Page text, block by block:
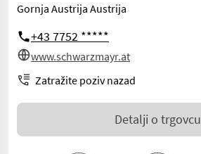
Gornja Austrija Austrija
+43 7752 *****
www.schwarzmayr.at
Zatražite poziv nazad
Detalji o trgovcu